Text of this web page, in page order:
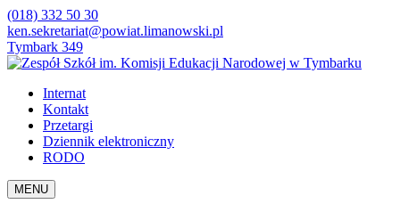
(018) 332 50 30
ken.sekretariat@powiat.limanowski.pl
Tymbark 349
Internat
Kontakt
Przetargi
Dziennik elektroniczny
RODO
MENU